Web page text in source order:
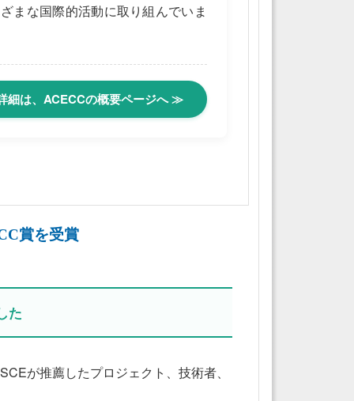
まな国際的活動に取り組んでいま
細は、ACECCの概要ページへ ≫
賞を受賞
た
が推薦したプロジェクト、技術者、